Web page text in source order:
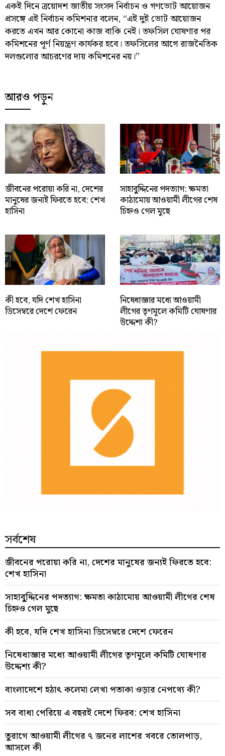
একই দিনে ত্রয়োদশ জাতীয় সংসদ নির্বাচন ও গণভোট আয়োজন
প্রসঙ্গে এই নির্বাচন কমিশনার বলেন, “এই দুই ভোট আয়োজন
করতে এখন আর কোনো কাজ বাকি নেই। তফসিল ঘোষণার পর
কমিশনের পূর্ণ নিয়ন্ত্রণ কার্যকর হবে। তফসিলের আগে রাজনৈতিক
দলগুলোর আচরণের দায় কমিশনের নয়।”
আরও পড়ুন
জীবনের পরোয়া করি না, দেশের
মানুষের জন্যই ফিরতে হবে: শেখ
হাসিনা
সাহাবু্দ্দিনের পদত্যাগ: ক্ষমতা
কাঠামোয় আওয়ামী লীগের শেষ
চিহ্নও গেল মুছে
কী হবে, যদি শেখ হাসিনা
ডিসেম্বরে দেশে ফেরেন
নিষেধাজ্ঞার মধ্যে আওয়ামী
লীগের তৃণমূলে কমিটি ঘোষণার
উদ্দেশ্য কী?
সর্বশেষ
জীবনের পরোয়া করি না, দেশের মানুষের জন্যই ফিরতে হবে:
শেখ হাসিনা
সাহাবু্দ্দিনের পদত্যাগ: ক্ষমতা কাঠামোয় আওয়ামী লীগের শেষ
চিহ্নও গেল মুছে
কী হবে, যদি শেখ হাসিনা ডিসেম্বরে দেশে ফেরেন
নিষেধাজ্ঞার মধ্যে আওয়ামী লীগের তৃণমূলে কমিটি ঘোষণার
উদ্দেশ্য কী?
বাংলাদেশে হঠাৎ কলেমা লেখা পতাকা ওড়ার নেপথ্যে কী?
সব বাধা পেরিয়ে এ বছরই দেশে ফিরব: শেখ হাসিনা
তুরাগে আওয়ামী লীগের ৭ জনের লাশের খবরে তোলপাড়,
আসলে কী